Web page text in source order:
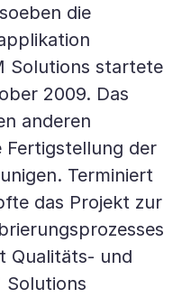
die
Solutions startete
2009. Das
anderen
Fertigstellung der
Terminiert
das Projekt zur
Qualitäts- und
Solutions